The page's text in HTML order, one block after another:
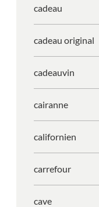
cadeau
cadeau original
cadeauvin
cairanne
californien
carrefour
cave